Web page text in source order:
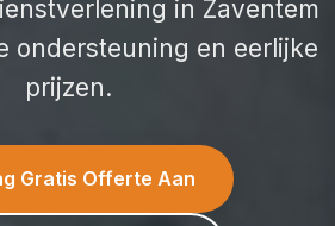
in Zaventem
ondersteuning en eerlijke
prijzen.
Gratis Offerte Aan